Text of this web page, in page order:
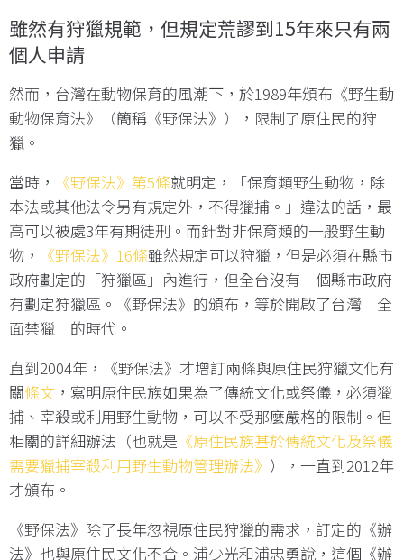
雖然有狩獵規範，但規定荒謬到15年來只有兩
個人申請
然而，台灣在動物保育的風潮下，於1989年頒布《野生動
動物保育法》（簡稱《野保法》），限制了原住民的狩
獵。
當時，
《野保法》第5條就明定，「保育類野生動物，除
本法或其他法令另有規定外，不得獵捕。」違法的話，最
高可以被處3年有期徒刑。而針對非保育類的一般野生動
物，
《野保法》16條雖然規定可以狩獵，但是必須在縣市
政府劃定的「狩獵區」內進行，但全台沒有一個縣市政府
有劃定狩獵區。《野保法》的頒布，等於開啟了台灣「全
面禁獵」的時代。
直到2004年，《野保法》才增訂兩條與原住民狩獵文化有
關條文 ，寫明原住民族如果為了傳統文化或祭儀，必須獵
捕、宰殺或利用野生動物，可以不受那麼嚴格的限制。但
相關的詳細辦法（也就是 《原住民族基於傳統文化及祭儀
需要獵捕宰殺利用野生動物管理辦法》 ），一直到2012年
才頒布。
《野保法》除了長年忽視原住民狩獵的需求，訂定的《辦
法》也與原住民文化不合。浦少光和浦忠勇說，這個《辦